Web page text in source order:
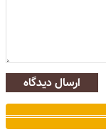
ارسال دیدگاه